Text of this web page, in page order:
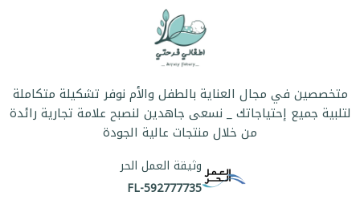
متخصصين في مجال العناية بالطفل والأم نوفر تشكيلة متكاملة
لتلبية جميع إحتياجاتك _ نسعى جاهدين لنصبح علامة تجارية رائدة
من خلال منتجات عالية الجودة
وثيقة العمل الحر
FL-592777735